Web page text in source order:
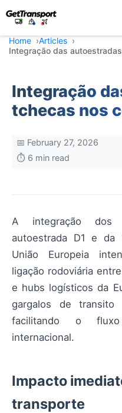
Home
Articles
Integração das
Integração
tchecas nos
📅 February 27, 2026
⏱️ 6 min read
A integração dos
autoestrada D1 e
União Europeia
ligação rodoviária
e hubs logísticos da
gargalos de
facilitando o
internacional.
Impacto
transporte